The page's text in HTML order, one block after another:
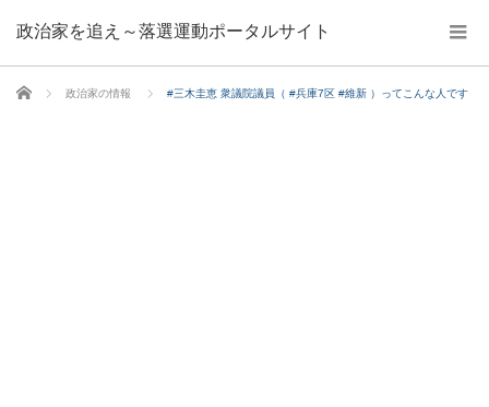
政治家を追え～落選運動ポータルサイト
ホーム 政治家の情報 #三木圭恵 衆議院議員（ #兵庫7区 #維新 ）ってこんな人です